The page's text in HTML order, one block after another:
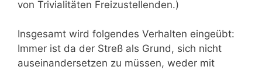
von Trivialitäten Freizustellenden.)
Insgesamt wird folgendes Verhalten eingeübt:
Immer ist da der Streß als Grund, sich nicht
auseinandersetzen zu müssen, weder mit